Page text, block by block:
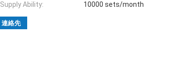
Supply Ability:
10000 sets/month
連絡先